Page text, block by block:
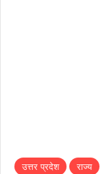
उत्तर प्रदेश राज्य